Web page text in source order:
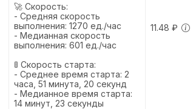
🚀 Скорость:
- Средняя скорость
выполнения: 1270 ед./час
- Медианная скорость
выполнения: 601 ед./час
🚦 Скорость старта:
- Среднее время старта: 2
часа, 51 минута, 20 секунд
- Медианное время старта:
14 минут, 23 секунды
11.48 ₽